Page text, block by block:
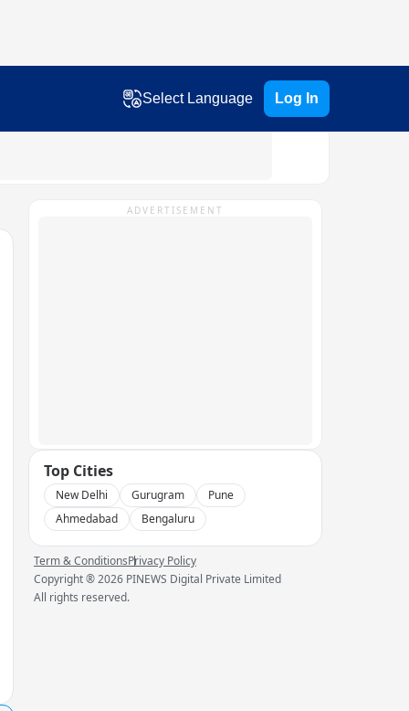
Select Language Log In
ADVERTISEMENT
Top Cities
New Delhi Gurugram
Pune
Ahmedabad
Bengaluru
Term & ConditionsPrivacy Policy
Copyright ®2026 PINEWS Digital Private Limited
All rights reserved.